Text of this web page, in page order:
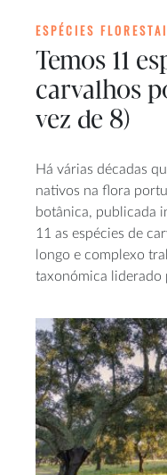
ESPÉCIES
Temos 11
carvalhos
vez de 8)
Há várias décadas
nativos na flora
botânica, publicada
11 as espécies de
longo e complexo
taxonómica liderado